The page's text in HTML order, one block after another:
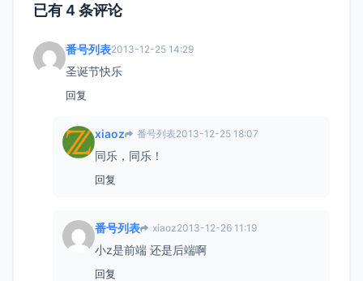
已有 4 条评论
番号列表2013-12-25 14:29
圣诞节快乐
回复
xiaoz 番号列表2013-12-25 18:07
同乐，同乐！
回复
番号列表 xiaoz2013-12-26 11:19
小z是前端 还是后端啊
回复